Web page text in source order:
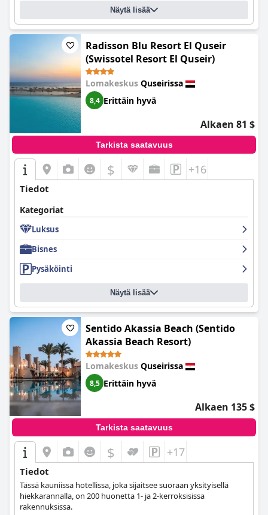
Näytä lisää
Radisson Blu Resort El Quseir
(Swissotel Resort El Quseir)
Lomakeskus Quseirissa
8,4 Erittäin hyvä
Alkaen 81 $
Tarkista saatavuus
$ +16
Tiedot
Kategoriat
Luksus
Bisnes
Pysäköinti
Näytä lisää
Sentido Akassia Beach (Sentido
Akassia Beach Resort)
Lomakeskus Quseirissa
8,5 Erittäin hyvä
Alkaen 135 $
Tarkista saatavuus
$ +17
Tiedot
Tässä kauniissa hotellissa, joka sijaitsee suoraan yksityisellä
hiekkarannalla, on 200 huonetta 1- ja 2-kerroksisissa
rakennuksissa.